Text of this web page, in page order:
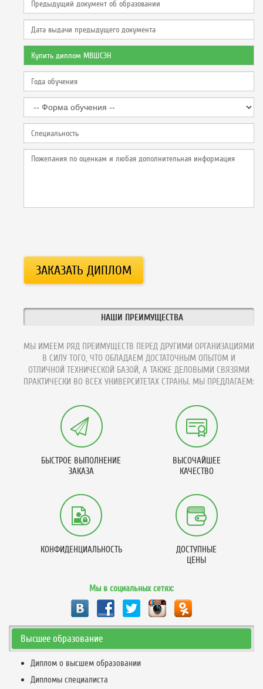
НАШИ ПРЕИМУЩЕСТВА
МЫ ИМЕЕМ РЯД ПРЕИМУЩЕСТВ ПЕРЕД ДРУГИМИ ОРГАНИЗАЦИЯМИ
В СИЛУ ТОГО, ЧТО ОБЛАДАЕМ ДОСТАТОЧНЫМ ОПЫТОМ И
ОТЛИЧНОЙ ТЕХНИЧЕСКОЙ БАЗОЙ, А ТАКЖЕ ДЕЛОВЫМИ СВЯЗЯМИ
ПРАКТИЧЕСКИ ВО ВСЕХ УНИВЕРСИТЕТАХ СТРАНЫ. МЫ ПРЕДЛАГАЕМ:
БЫСТРОЕ ВЫПОЛНЕНИЕ
ЗАКАЗА
ВЫСОЧАЙШЕЕ
КАЧЕСТВО
КОНФИДЕНЦИАЛЬНОСТЬ
ДОСТУПНЫЕ
ЦЕНЫ
Мы в социальных сетях:
Высшее образование
Диплом о высшем образовании
Дипломы специалиста